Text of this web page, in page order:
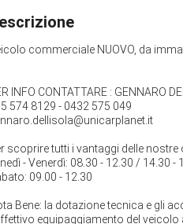
commerciale NUOVO, da
INFO CONTATTARE : GENNARO
574 8129 - 0432 575 049
scoprire tutti i vantaggi delle
- Venerdì: 08.30 - 12.30 / 14.30 -
09.00 - 12.30
Bene: la dotazione tecnica e gli
equipaggiamento del